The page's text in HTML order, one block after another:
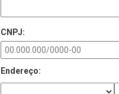
CNPJ:
Endereço: